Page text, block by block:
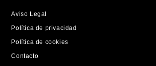
Aviso Legal
Política de privacidad
Política de cookies
Contacto